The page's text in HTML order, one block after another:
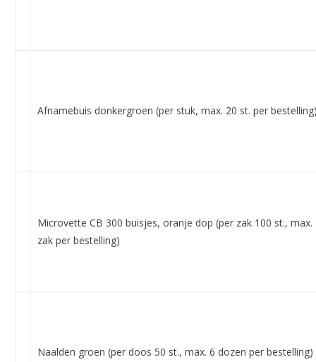
Afnamebuis donkergroen (per stuk, max. 20 st. per
Microvette CB 300 buisjes, oranje dop (per zak 100 st., max.
zak per bestelling)
Naalden groen (per doos 50 st., max. 6 dozen per bestelling)